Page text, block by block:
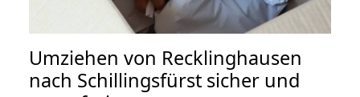
Umziehen von Recklinghausen
nach Schillingsfürst sicher und